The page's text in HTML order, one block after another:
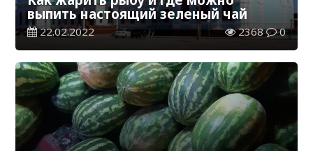
выпить настоящий зеленый чай
22.02.2022 2368 0